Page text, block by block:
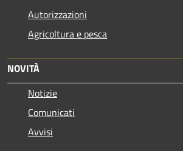
Autorizzazioni
Agricoltura e pesca
NOVITÀ
Notizie
Comunicati
Avvisi